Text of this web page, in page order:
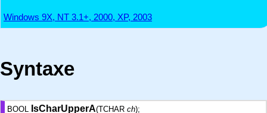
Windows 9X, NT 3.1+, 2000, XP, 2003
Syntaxe
BOOL IsCharUpperA(TCHAR ch);